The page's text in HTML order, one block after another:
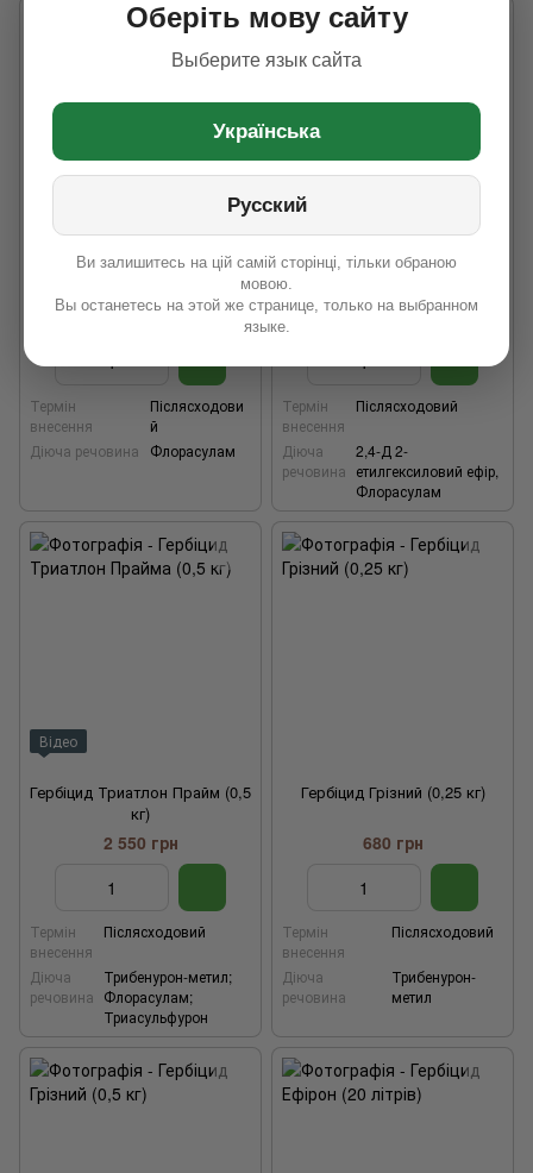
Гербіцид Хаммер (0.500
2 040 грн
Термін
внесення
Післясходови
й
Діюча речовина
Флорасулам
Хіт
Гербіцид Хаммер Дуо (5
1 700 грн
Термін
внесення
Післясходовий
Діюча
речовина
2,4-Д 2-
етилгексиловий ефір,
Флорасулам
Відео
Гербіцид Триатлон Прайм (0,5
кг)
2 550 грн
Термін
внесення
Післясходовий
Діюча
речовина
Трибенурон-метил;
Флорасулам;
Триасульфурон
Гербіцид Грізний (0,25 кг)
680 грн
Термін
внесення
Післясходовий
Діюча
речовина
Трибенурон-
метил
Оберіть мову сайту
Выберите язык сайта
Українська
Русский
Ви залишитесь на цій самій сторінці, тільки обраною
мовою.
Вы останетесь на этой же странице, только на выбранном
языке.